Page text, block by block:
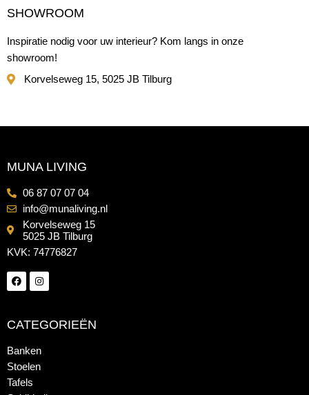
SHOWROOM
Inspiratie nodig voor uw interieur? Kom langs in onze
showroom!
Korvelseweg 15, 5025 JB Tilburg
MUNA LIVING
06 87 07 07 04
info@munaliving.nl
Korvelseweg 15
5025 JB Tilburg
KVK: 74776827
CATEGORIEËN
Banken
Stoelen
Tafels